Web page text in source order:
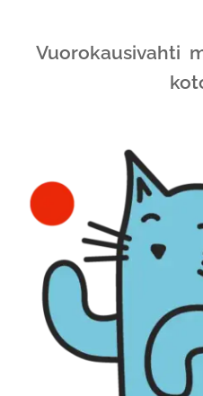
Vuorokausivahti